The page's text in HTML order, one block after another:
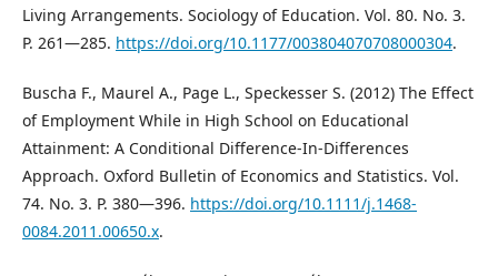
Living Arrangements. Sociology of Education. Vol. 80. No. 3.
P. 261—285. https://doi.org/10.1177/003804070708000304.
Buscha F., Maurel A., Page L., Speckesser S. (2012) The Effect
of Employment While in High School on Educational
Attainment: A Conditional Difference-In-Differences
Approach. Oxford Bulletin of Economics and Statistics. Vol.
74. No. 3. P. 380—396. https://doi.org/10.1111/j.1468-
0084.2011.00650.x.